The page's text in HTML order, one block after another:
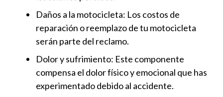
Daños a la motocicleta: Los costos de
reparación o reemplazo de tu motocicleta
serán parte del reclamo.
Dolor y sufrimiento: Este componente
compensa el dolor físico y emocional que has
experimentado debido al accidente.